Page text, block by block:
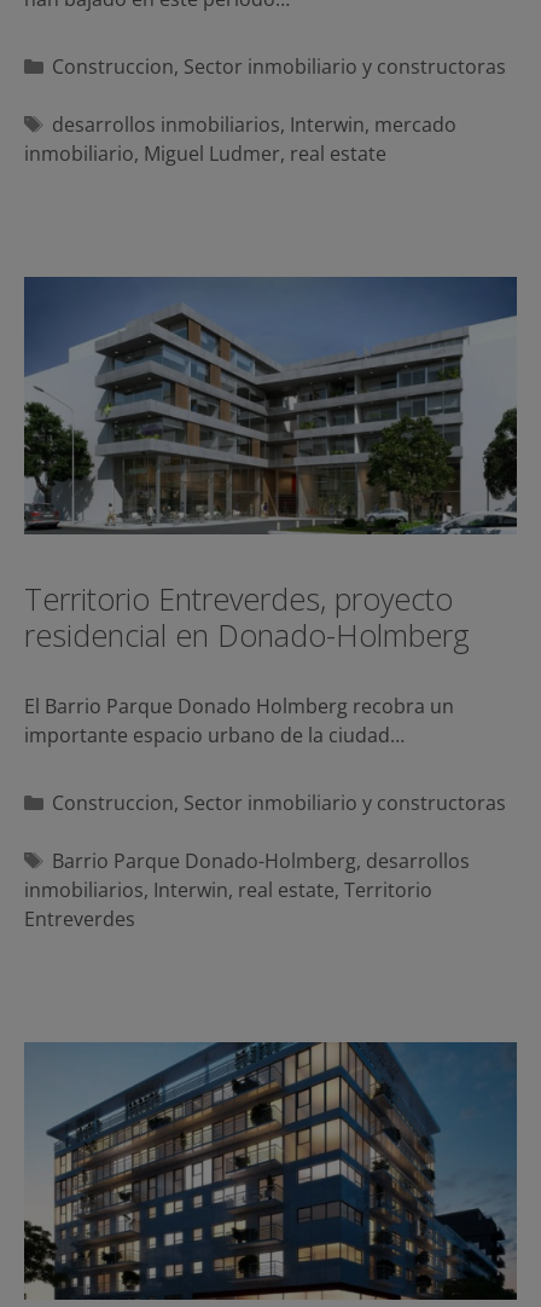
Categorías
Construccion, Sector inmobiliario y constructoras
Etiquetas
desarrollos inmobiliarios, Interwin, mercado
inmobiliario, Miguel Ludmer, real estate
Territorio Entreverdes, proyecto
residencial en Donado-Holmberg
El Barrio Parque Donado Holmberg recobra un
importante espacio urbano de la ciudad…
Categorías
Construccion, Sector inmobiliario y constructoras
Etiquetas
Barrio Parque Donado-Holmberg, desarrollos
inmobiliarios, Interwin, real estate, Territorio
Entreverdes